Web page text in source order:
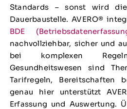
Standards – sonst wird
Dauerbaustelle. AVERO®
BDE
nachvollziehbar, sicher und
bei komplexen
Gesundheitswesen sind
Tarifregeln, Bereitschaften
genau hier unterstützt
Erfassung und Auswertung.